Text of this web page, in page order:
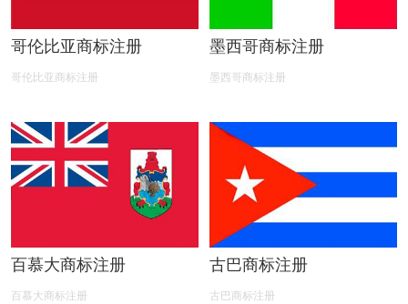
哥伦比亚商标注册
哥伦比亚商标注册
墨西哥商标注册
墨西哥商标注册
百慕大商标注册
百慕大商标注册
古巴商标注册
古巴商标注册